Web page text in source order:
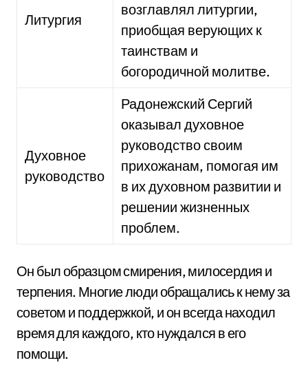
Литургия
возглавлял литургии,
приобщая верующих к
таинствам и
богородичной молитве.
Духовное
руководство
Радонежский Сергий
оказывал духовное
руководство своим
прихожанам, помогая им
в их духовном развитии и
решении жизненных
проблем.
Он был образцом смирения, милосердия и
терпения. Многие люди обращались к нему за
советом и поддержкой, и он всегда находил
время для каждого, кто нуждался в его
помощи.